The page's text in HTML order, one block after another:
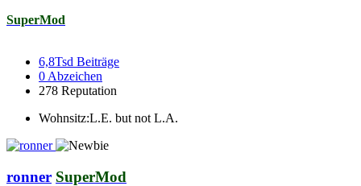
SuperMod
6,8Tsd Beiträge
0 Abzeichen
278 Reputation
Wohnsitz:L.E. but not L.A.
ronner SuperMod